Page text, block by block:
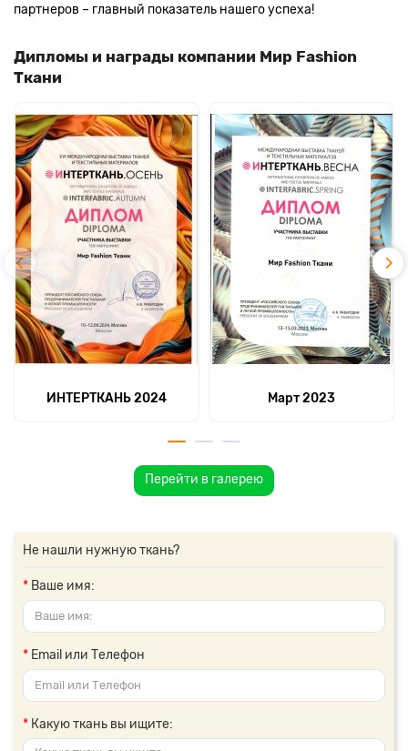
партнеров – главный показатель нашего успеха!
Дипломы и награды компании Мир Fashion
Ткани
ИНТЕРТКАНЬ 2024 Март 2023
Перейти в галерею
Не нашли нужную ткань?
Ваше имя:
Email или Телефон
Какую ткань вы ищите: